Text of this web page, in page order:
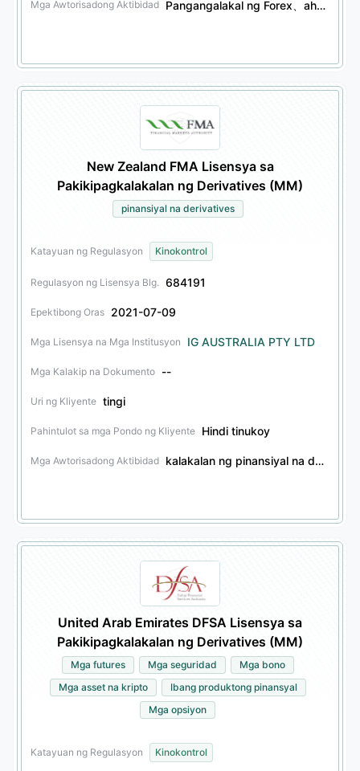
Mga Awtorisadong Aktibidad Pangangalakal ng Forex、ahensiya ng mga derivative sa pananalapi、ahensiya ng mga securities、ahensiya ng mga bono
New Zealand FMA Lisensya sa
Pakikipagkalakalan ng Derivatives (MM)
pinansiyal na derivatives
Katayuan ng Regulasyon Kinokontrol
Regulasyon ng Lisensya Blg. 684191
Epektibong Oras 2021-07-09
Mga Lisensya na Mga Institusyon IG AUSTRALIA PTY LTD
Mga Kalakip na Dokumento --
Uri ng Kliyente tingi
Pahintulot sa mga Pondo ng Kliyente Hindi tinukoy
Mga Awtorisadong Aktibidad kalakalan ng pinansiyal na derivatives
United Arab Emirates DFSA Lisensya sa
Pakikipagkalakalan ng Derivatives (MM)
Mga futures Mga seguridad
Mga bono
Mga asset na kripto
Ibang produktong pinansyal
Mga opsiyon
Katayuan ng Regulasyon Kinokontrol